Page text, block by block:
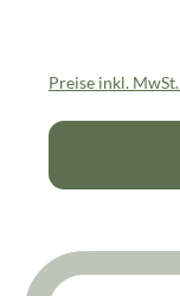
Preise inkl.